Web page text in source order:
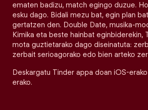
ematen badizu, match egingo duzue.
esku dago. Bidali mezu bat, egin plan
gertatzen den. Double Date, musika-
Kimika eta beste hainbat eginbiderekin,
mota guztietarako dago diseinatuta:
zerbait serioagorako edo bien arteko
Deskargatu Tinder appa doan iOS-
erako.